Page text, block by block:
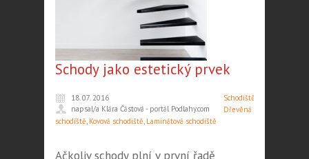
Schody jako estetický prvek
18. 07. 2016
napsal/a Klára Částová - portál Podlahy.com
Schodiště
Dřevěná
schodiště, Kovová schodiště, Laminátová schodiště
Ačkoliv schody plní v první řadě